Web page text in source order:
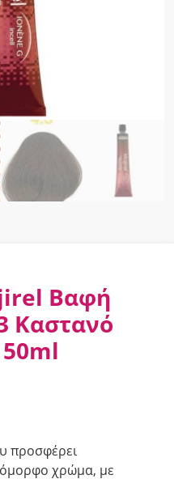
Βαφή
Καστανό
προσφέρει
χρώμα, με